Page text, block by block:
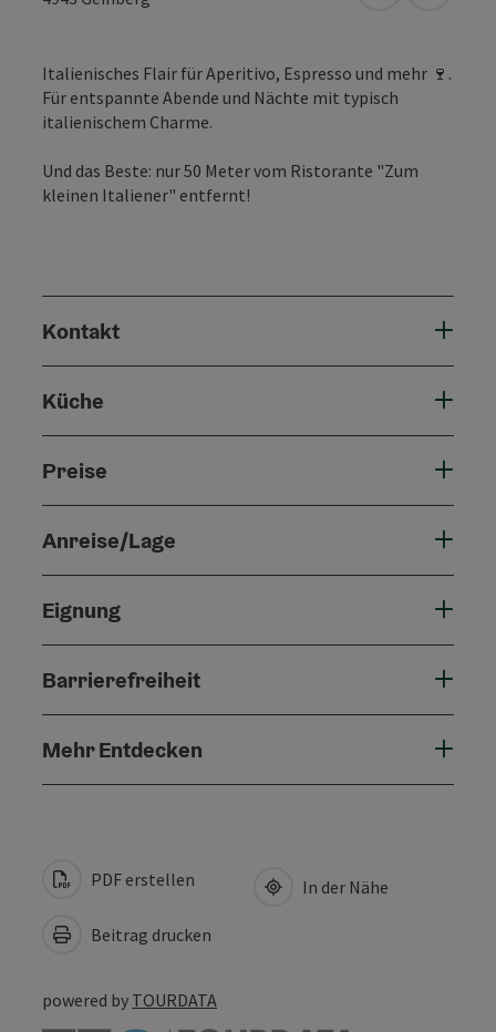
Italienisches Flair für Aperitivo, Espresso und mehr 🍷.
Für entspannte Abende und Nächte mit typisch
italienischem Charme.
Und das Beste: nur 50 Meter vom Ristorante "Zum
kleinen Italiener" entfernt!
Kontakt
Küche
Preise
Anreise/Lage
Eignung
Barrierefreiheit
Mehr Entdecken
PDF erstellen
Beitrag drucken
In der Nähe
powered by TOURDATA